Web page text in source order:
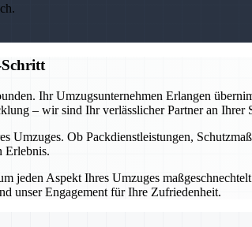
Ihr Umzugsunternehmen Erlangen
– wir sind Ihr verlässlicher Partner an Ihrer
Ob Packdienstleistungen,
Erlebnis.
jeden Aspekt Ihres Umzuges
unser Engagement für Ihre Zufriedenheit.